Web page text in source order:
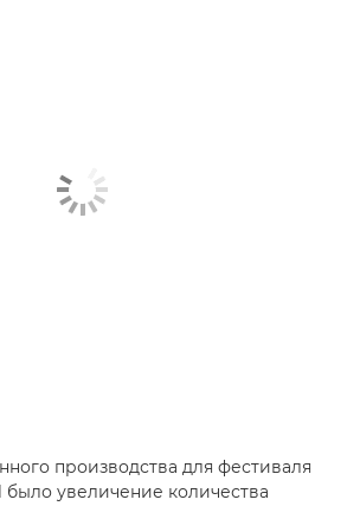
производства для фестиваля
было увеличение количества